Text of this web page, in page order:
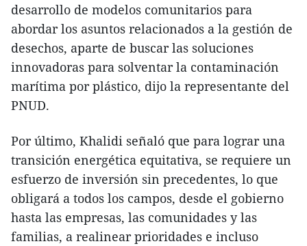
desarrollo de modelos comunitarios para
abordar los asuntos relacionados a la gestión de
desechos, aparte de buscar las soluciones
innovadoras para solventar la contaminación
marítima por plástico, dijo la representante del
PNUD.
Por último, Khalidi señaló que para lograr una
transición energética equitativa, se requiere un
esfuerzo de inversión sin precedentes, lo que
obligará a todos los campos, desde el gobierno
hasta las empresas, las comunidades y las
familias, a realinear prioridades e incluso